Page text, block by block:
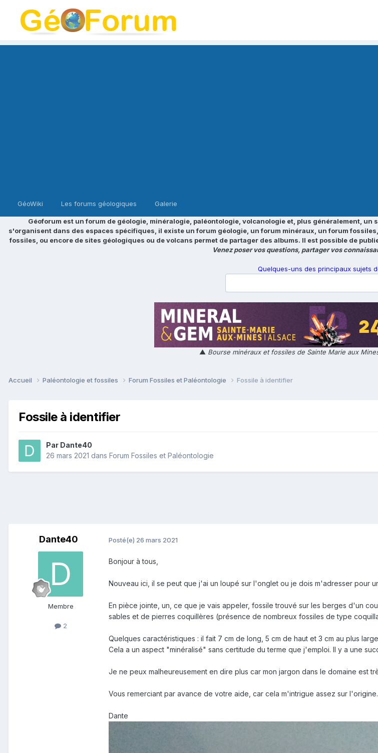
GéoWiki Les forums géologiques Galerie
Géoforum est un forum de géologie, minéralogie, paléontologie, volcanologie et, plus généralement,
s'organisent dans des espaces spécifiques, il existe un forum géologie, un forum minéraux, un forum
fossiles, ou encore de sites géologiques ou de volcans permet de partager des albums. Il est possible de
Venez poser vos questions, partager vos
Quelques-uns des principaux sujets
▲ Bourse minéraux et fossiles de Sainte Marie aux
Accueil Paléontologie et fossiles Forum Fossiles et Paléontologie Fossile à identifier
Fossile à identifier
Par Dante40
26 mars 2021 dans Forum Fossiles et Paléontologie
Dante40
Membre
2
Posté(e) 26 mars 2021
Bonjour à tous,
Nouveau ici, il se peut que j'ai un loupé sur l'onglet ou je dois m'adresser pour
En pièce jointe, un, ce que je vais appeler, fossile trouvé sur les berges d'un
sables et de pierres coquillères (présence de nombreux fossiles de type
Quelques caractéristiques : il fait 7 cm de long, 5 cm de haut et 3 cm au plus
Cela a un aspect "minéralisé" sans certitude du terme que j'emploi. Il y a une
Je ne peux malheureusement en dire plus car mon jargon dans le domaine est
Vous remerciant par avance de votre aide, car cela m'intrigue assez sur l'origine.
Dante